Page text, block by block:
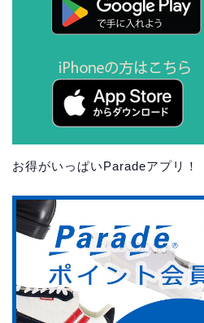
お得がいっぱいParadeアプリ！